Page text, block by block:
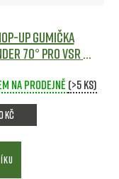
Up gumička
70° pro VSR a
LeafAirsoft
na prodejně (>5 ks)
Kč